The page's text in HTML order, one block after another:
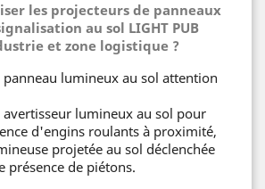
les projecteurs de panneaux
au sol LIGHT PUB
et zone logistique ?
lumineux au sol attention
lumineux au sol pour
d'engins roulants à proximité,
projetée au sol déclenchée
présence de piétons.